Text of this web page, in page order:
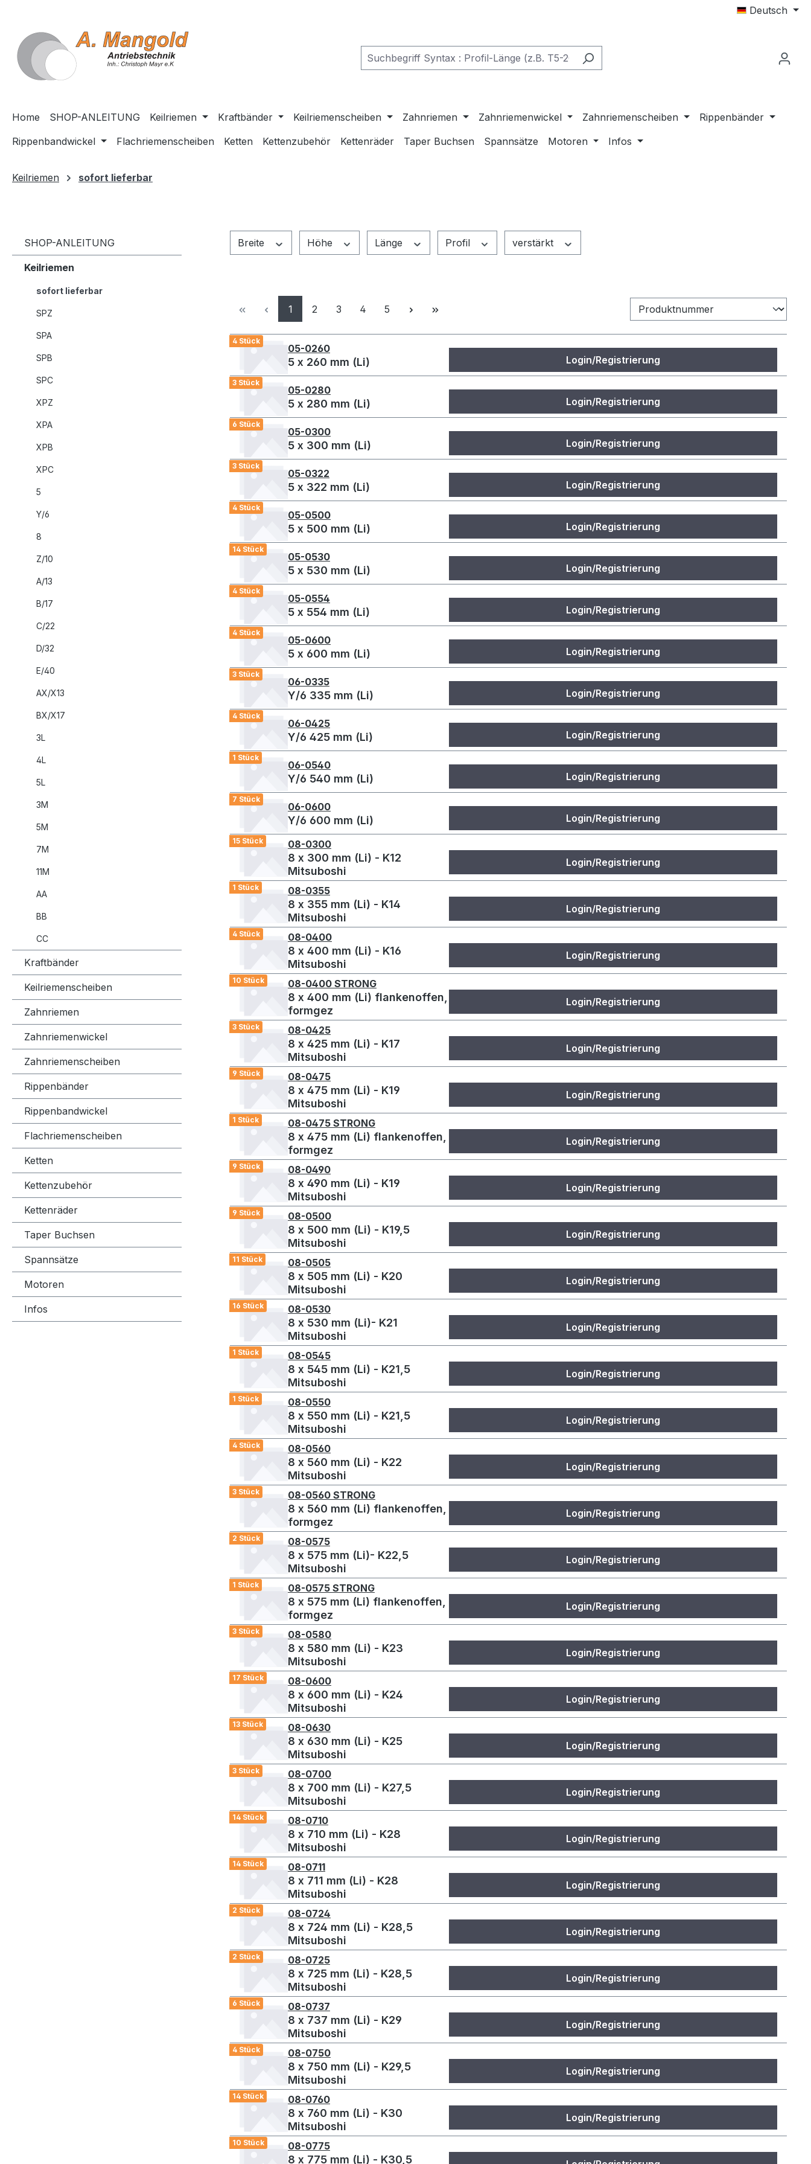
Deutsch
Home SHOP-ANLEITUNG Keilriemen Kraftbänder Keilriemenscheiben Zahnriemen Zahnriemenwickel Zahnriemenscheiben
Rippenbänder
Rippenbandwickel
Flachriemenscheiben Ketten Kettenzubehör Kettenräder Taper Buchsen Spannsätze Motoren Infos
Keilriemen sofort lieferbar
SHOP-ANLEITUNG
Keilriemen
sofort lieferbar
SPZ
SPA
SPB
SPC
XPZ
XPA
XPB
XPC
5
Y/6
8
Z/10
A/13
B/17
C/22
D/32
E/40
AX/X13
BX/X17
3L
4L
5L
3M
5M
7M
11M
AA
BB
CC
Kraftbänder
Keilriemenscheiben
Zahnriemen
Zahnriemenwickel
Zahnriemenscheiben
Rippenbänder
Rippenbandwickel
Flachriemenscheiben
Ketten
Kettenzubehör
Kettenräder
Taper Buchsen
Spannsätze
Motoren
Infos
Breite Höhe Länge Profil verstärkt
Seite
1 Seite
2 Seite
3 Seite
4 Seite
5
4 Stück
05-0260
5 x 260 mm (Li) Login/Registrierung
3 Stück
05-0280
5 x 280 mm (Li) Login/Registrierung
6 Stück
05-0300
5 x 300 mm (Li) Login/Registrierung
3 Stück
05-0322
5 x 322 mm (Li) Login/Registrierung
4 Stück
05-0500
5 x 500 mm (Li) Login/Registrierung
14 Stück
05-0530
5 x 530 mm (Li) Login/Registrierung
4 Stück
05-0554
5 x 554 mm (Li) Login/Registrierung
4 Stück
05-0600
5 x 600 mm (Li) Login/Registrierung
3 Stück
06-0335
Y/6 335 mm (Li) Login/Registrierung
4 Stück
06-0425
Y/6 425 mm (Li) Login/Registrierung
1 Stück
06-0540
Y/6 540 mm (Li) Login/Registrierung
7 Stück
06-0600
Y/6 600 mm (Li) Login/Registrierung
15 Stück 08-0300
8 x 300 mm (Li) - K12
Mitsuboshi
Login/Registrierung
1 Stück 08-0355
8 x 355 mm (Li) - K14
Mitsuboshi
Login/Registrierung
4 Stück 08-0400
8 x 400 mm (Li) - K16
Mitsuboshi
Login/Registrierung
10 Stück 08-0400 STRONG
8 x 400 mm (Li) flankenoffen,
formgez
Login/Registrierung
3 Stück 08-0425
8 x 425 mm (Li) - K17
Mitsuboshi
Login/Registrierung
9 Stück 08-0475
8 x 475 mm (Li) - K19
Mitsuboshi
Login/Registrierung
1 Stück 08-0475 STRONG
8 x 475 mm (Li) flankenoffen,
formgez
Login/Registrierung
9 Stück 08-0490
8 x 490 mm (Li) - K19
Mitsuboshi
Login/Registrierung
9 Stück 08-0500
8 x 500 mm (Li) - K19,5
Mitsuboshi
Login/Registrierung
11 Stück 08-0505
8 x 505 mm (Li) - K20
Mitsuboshi
Login/Registrierung
16 Stück 08-0530
8 x 530 mm (Li)- K21
Mitsuboshi
Login/Registrierung
1 Stück 08-0545
8 x 545 mm (Li) - K21,5
Mitsuboshi
Login/Registrierung
1 Stück 08-0550
8 x 550 mm (Li) - K21,5
Mitsuboshi
Login/Registrierung
4 Stück 08-0560
8 x 560 mm (Li) - K22
Mitsuboshi
Login/Registrierung
3 Stück 08-0560 STRONG
8 x 560 mm (Li) flankenoffen,
formgez
Login/Registrierung
2 Stück 08-0575
8 x 575 mm (Li)- K22,5
Mitsuboshi
Login/Registrierung
1 Stück 08-0575 STRONG
8 x 575 mm (Li) flankenoffen,
formgez
Login/Registrierung
3 Stück 08-0580
8 x 580 mm (Li) - K23
Mitsuboshi
Login/Registrierung
17 Stück 08-0600
8 x 600 mm (Li) - K24
Mitsuboshi
Login/Registrierung
13 Stück 08-0630
8 x 630 mm (Li) - K25
Mitsuboshi
Login/Registrierung
3 Stück 08-0700
8 x 700 mm (Li) - K27,5
Mitsuboshi
Login/Registrierung
14 Stück 08-0710
8 x 710 mm (Li) - K28
Mitsuboshi
Login/Registrierung
14 Stück 08-0711
8 x 711 mm (Li) - K28
Mitsuboshi
Login/Registrierung
2 Stück 08-0724
8 x 724 mm (Li) - K28,5
Mitsuboshi
Login/Registrierung
2 Stück 08-0725
8 x 725 mm (Li) - K28,5
Mitsuboshi
Login/Registrierung
6 Stück 08-0737
8 x 737 mm (Li) - K29
Mitsuboshi
Login/Registrierung
4 Stück 08-0750
8 x 750 mm (Li) - K29,5
Mitsuboshi
Login/Registrierung
14 Stück 08-0760
8 x 760 mm (Li) - K30
Mitsuboshi
Login/Registrierung
10 Stück 08-0775
8 x 775 mm (Li) - K30,5